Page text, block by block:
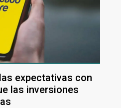
expectativas con
las inversiones